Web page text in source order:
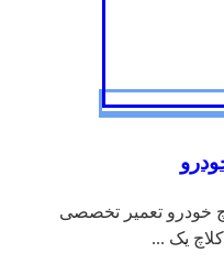
خودرو تعمیر تخصصی
یک ...